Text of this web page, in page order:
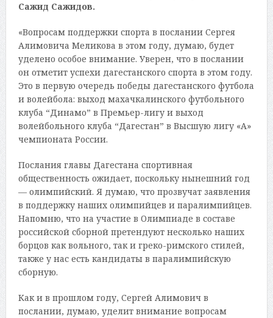
Сажид Сажидов.
«Вопросам поддержки спорта в послании Сергея
Алимовича Меликова в этом году, думаю, будет
уделено особое внимание. Уверен, что в послании
он отметит успехи дагестанского спорта в этом году.
Это в первую очередь победы дагестанского футбола
и волейбола: выход махачкалинского футбольного
клуба “Динамо” в Премьер-лигу и выход
волейбольного клуба “Дагестан” в Высшую лигу «А»
чемпионата России.
Послания главы Дагестана спортивная
общественность ожидает, поскольку нынешний год
— олимпийский. Я думаю, что прозвучат заявления
в поддержку наших олимпийцев и паралимпийцев.
Напомню, что на участие в Олимпиаде в составе
российской сборной претендуют несколько наших
борцов как вольного, так и греко-римского стилей,
также у нас есть кандидаты в паралимпийскую
сборную.
Как и в прошлом году, Сергей Алимович в
послании, думаю, уделит внимание вопросам